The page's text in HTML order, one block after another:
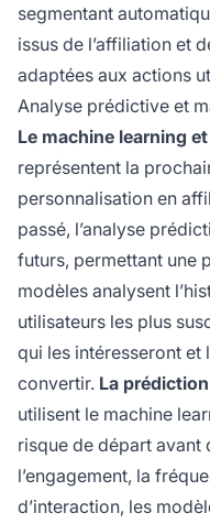
segmentant
issus de l’affiliation et
adaptées aux actions
Analyse prédictive et
Le machine learning
représentent la
personnalisation en
passé, l’analyse
futurs, permettant une
modèles analysent
utilisateurs les plus
qui les intéresseront et
convertir. La
utilisent le machine
risque de départ avant
l’engagement, la
d’interaction, les